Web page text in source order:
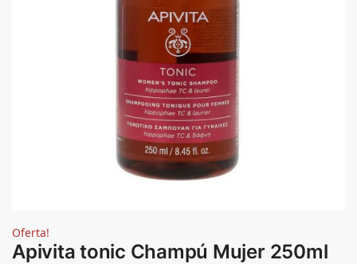
Oferta!
Apivita tonic Champú Mujer 250ml